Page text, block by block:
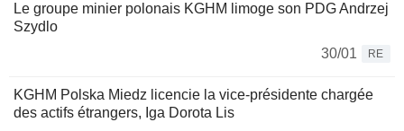
Le groupe minier polonais KGHM limoge son PDG Andrzej
Szydlo
30/01
RE
KGHM Polska Miedz licencie la vice-présidente chargée
des actifs étrangers, Iga Dorota Lis